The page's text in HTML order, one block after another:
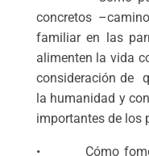
concretos
familiar en las
alimenten la vida
consideración de
la humanidad y
importantes de los
• Cómo